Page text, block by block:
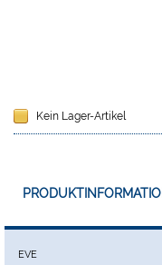
Kein Lager-Artikel
EVE